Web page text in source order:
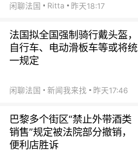
闲聊法国 Ritta 昨天18:17
法国拟全国强制骑行戴头盔，
自行车、电动滑板车等或将统
一规定
闲聊法国 新闻我来找 昨天17:46
巴黎多个街区“禁止外带酒类
销售”规定被法院部分撤销，
便利店胜诉